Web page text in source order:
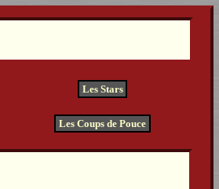
Les Stars
Les Coups de Pouce